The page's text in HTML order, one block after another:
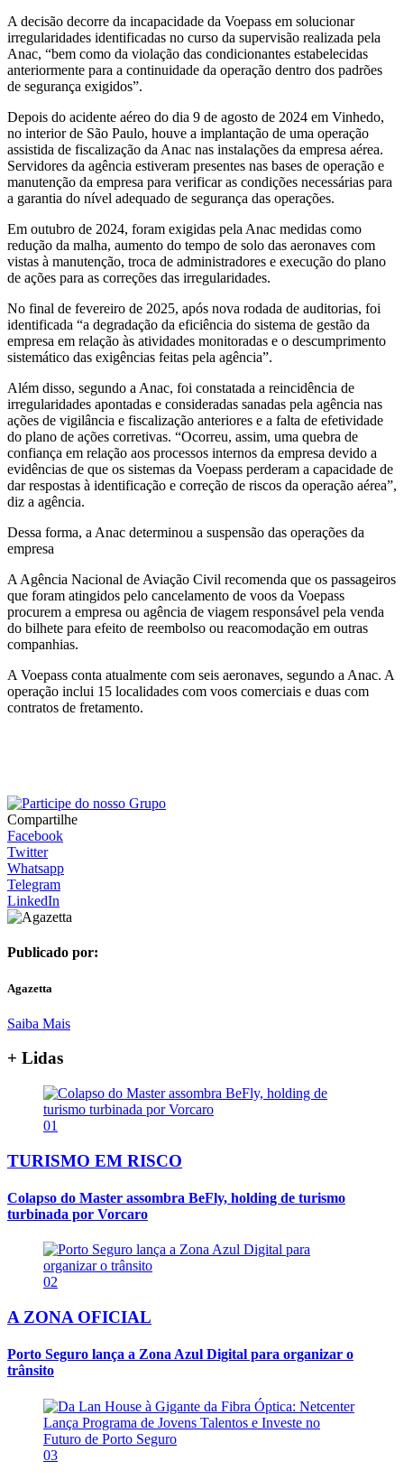
A decisão decorre da incapacidade da Voepass em solucionar
irregularidades identificadas no curso da supervisão realizada pela
Anac, “bem como da violação das condicionantes estabelecidas
anteriormente para a continuidade da operação dentro dos padrões
de segurança exigidos”.
Depois do acidente aéreo do dia 9 de agosto de 2024 em Vinhedo,
no interior de São Paulo, houve a implantação de uma operação
assistida de fiscalização da Anac nas instalações da empresa aérea.
Servidores da agência estiveram presentes nas bases de operação e
manutenção da empresa para verificar as condições necessárias para
a garantia do nível adequado de segurança das operações.
Em outubro de 2024, foram exigidas pela Anac medidas como
redução da malha, aumento do tempo de solo das aeronaves com
vistas à manutenção, troca de administradores e execução do plano
de ações para as correções das irregularidades.
No final de fevereiro de 2025, após nova rodada de auditorias, foi
identificada “a degradação da eficiência do sistema de gestão da
empresa em relação às atividades monitoradas e o descumprimento
sistemático das exigências feitas pela agência”.
Além disso, segundo a Anac, foi constatada a reincidência de
irregularidades apontadas e consideradas sanadas pela agência nas
ações de vigilância e fiscalização anteriores e a falta de efetividade
do plano de ações corretivas. “Ocorreu, assim, uma quebra de
confiança em relação aos processos internos da empresa devido a
evidências de que os sistemas da Voepass perderam a capacidade de
dar respostas à identificação e correção de riscos da operação aérea”,
diz a agência.
Dessa forma, a Anac determinou a suspensão das operações da
empresa
A Agência Nacional de Aviação Civil recomenda que os passageiros
que foram atingidos pelo cancelamento de voos da Voepass
procurem a empresa ou agência de viagem responsável pela venda
do bilhete para efeito de reembolso ou reacomodação em outras
companhias.
A Voepass conta atualmente com seis aeronaves, segundo a Anac. A
operação inclui 15 localidades com voos comerciais e duas com
contratos de fretamento.
Compartilhe
Facebook
Twitter
Whatsapp
Telegram
LinkedIn
Publicado por:
Agazetta
Saiba Mais
+ Lidas
01
TURISMO EM RISCO
Colapso do Master assombra BeFly, holding de turismo
turbinada por Vorcaro
02
A ZONA OFICIAL
Porto Seguro lança a Zona Azul Digital para organizar o
trânsito
03